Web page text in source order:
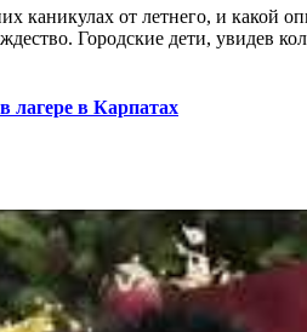
каникулах от летнего, и какой
Городские дети, увидев
лагере в Карпатах